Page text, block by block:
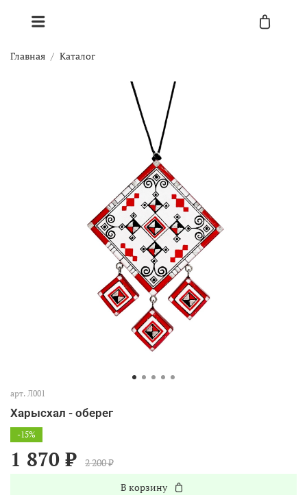
Главная Каталог
арт. Л001
Харысхал - оберег
-15%
1 870 ₽
2 200 ₽
В корзину